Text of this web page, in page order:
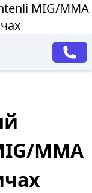
МIG/MMA
MMA